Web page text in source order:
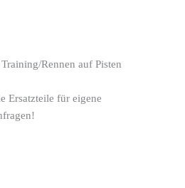
Rennen auf Pisten
Ersatzteile für eigene